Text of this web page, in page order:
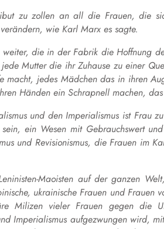
zu zollen an all die Frauen, die
wie Karl Marx es sagte.
die in der Fabrik die Hoffnung
Mutter die ihr Zuhause zu einer
macht, jedes Mädchen das in ihren
Händen ein Schrapnell machen,
und den Imperialismus ist Frau
ein Wesen mit Gebrauchswert
und Revisionismus, die Frauen im
Maoisten auf der ganzen
ukrainische Frauen und Frauen
Milizen vieler Frauen gegen die
Imperialismus aufgezwungen wird,